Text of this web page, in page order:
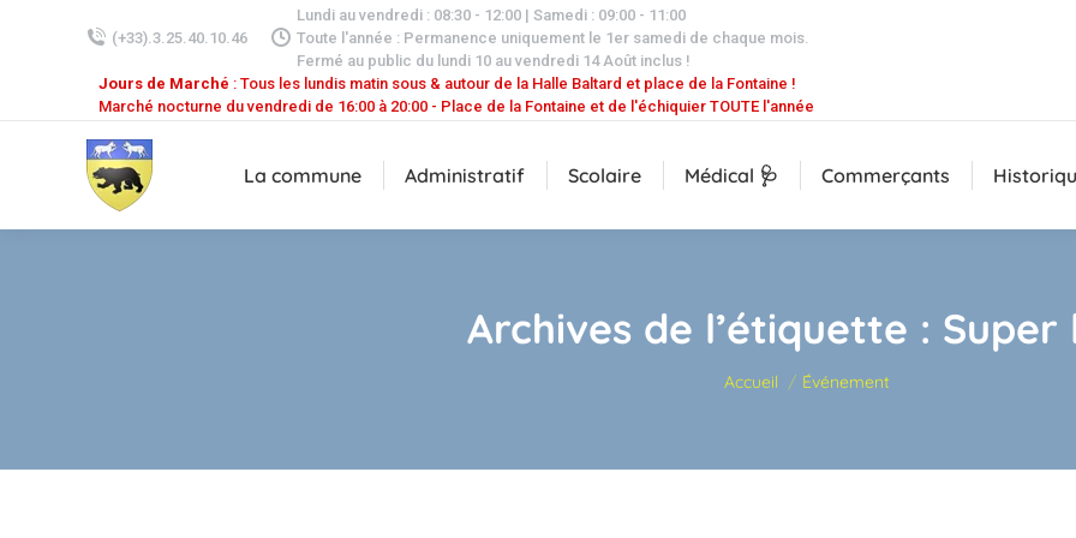
(+33).3.25.40.10.46
Lundi au vendredi : 08:30 - 12:00 | Samedi : 09:00 - 11:00
Toute l'année : Permanence uniquement le 1er samedi de chaque mois.
Fermé au public du lundi 10 au vendredi 14 Août inclus !
Jours de Marché : Tous les lundis matin sous & autour de la Halle Baltard et place de la Fontaine !
Marché nocturne du vendredi de 16:00 à 20:00 - Place de la Fontaine et de l'échiquier TOUTE l'année
La commune Administratif Scolaire Médical 🩺 Commerçants
Archives de l’étiquette : Super
Vous êtes ici :
Accueil Événement